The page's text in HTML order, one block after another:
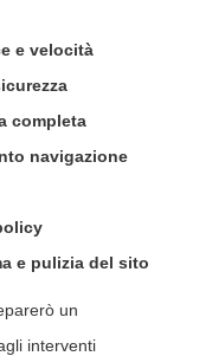
e velocità
completa
navigazione
e pulizia del sito
un
interventi